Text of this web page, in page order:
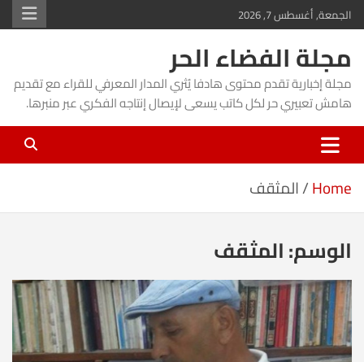
Skip
to
content
الجمعة, أغسطس 7, 2026
مجلة الفضاء الحر
مجلة إخبارية تقدم محتوى هادفا يُثري المدار المعرفي للقراء مع تقديم
هامش تعبيري حر لكل كاتب يسعى لإيصال إنتاجه الفكري عبر منبرها.
Home المثقف
الوسم:المثقف